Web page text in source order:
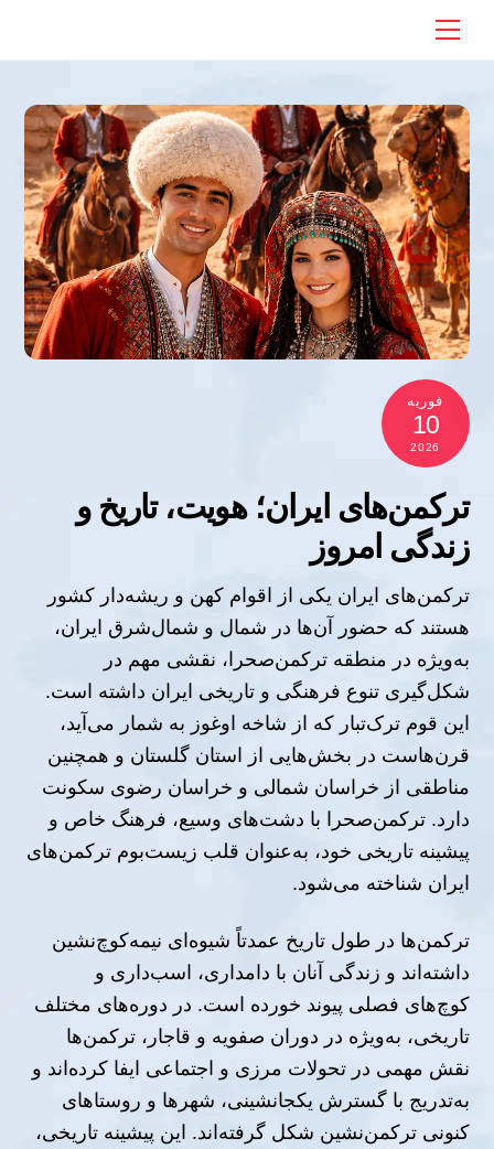
Skip
Menu
فوریه
10
2026
ترکمن‌های ایران؛ هویت، تاریخ و
زندگی امروز
ترکمن‌های ایران یکی از اقوام کهن و ریشه‌دار کشور
هستند که حضور آن‌ها در شمال و شمال‌شرق ایران،
به‌ویژه در منطقه ترکمن‌صحرا، نقشی مهم در
شکل‌گیری تنوع فرهنگی و تاریخی ایران داشته است.
این قوم ترک‌تبار که از شاخه اوغوز به شمار می‌آید،
قرن‌هاست در بخش‌هایی از استان گلستان و همچنین
مناطقی از خراسان شمالی و خراسان رضوی سکونت
دارد. ترکمن‌صحرا با دشت‌های وسیع، فرهنگ خاص و
پیشینه تاریخی خود، به‌عنوان قلب زیست‌بوم ترکمن‌های
ایران شناخته می‌شود.
ترکمن‌ها در طول تاریخ عمدتاً شیوه‌ای نیمه‌کوچ‌نشین
داشته‌اند و زندگی آنان با دامداری، اسب‌داری و
کوچ‌های فصلی پیوند خورده است. در دوره‌های مختلف
تاریخی، به‌ویژه در دوران صفویه و قاجار، ترکمن‌ها
نقش مهمی در تحولات مرزی و اجتماعی ایفا کرده‌اند و
به‌تدریج با گسترش یکجانشینی، شهرها و روستاهای
کنونی ترکمن‌نشین شکل گرفته‌اند. این پیشینه تاریخی،